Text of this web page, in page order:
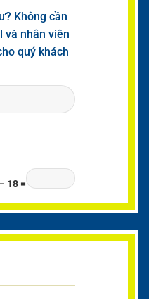
Không cần
và nhân viên
quý khách
18 =